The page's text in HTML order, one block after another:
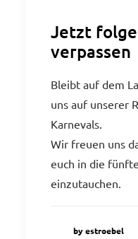
Jetzt
verpassen
Bleibt auf dem
uns auf unserer
Karnevals.
Wir freuen uns
euch in die
einzutauchen.
by estroebel